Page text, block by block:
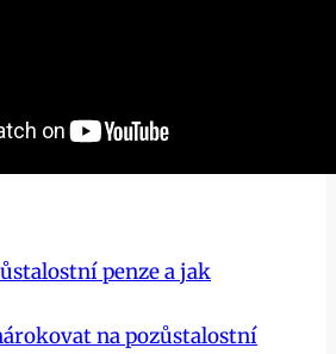
penze a jak
na pozůstalostní